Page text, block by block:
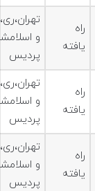
راه
یافته
و
پردیس
راه
یافته
و
پردیس
راه
یافته
و
پردیس